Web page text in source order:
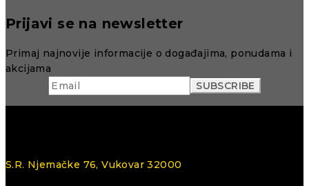
Prijavi se na newsletter
Primaj najnovije informacije o događajima, ponudama i
akcijama
S.R. Njemačke 76, Vukovar 32000